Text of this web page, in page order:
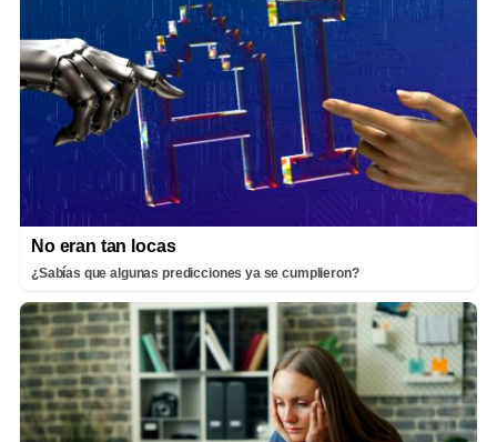
No eran tan locas
¿Sabías que algunas predicciones ya se cumplieron?